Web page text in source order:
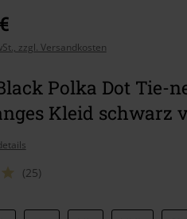
zzgl. Versandkosten
Polka Dot Tie-
Kleid schwarz
(25)